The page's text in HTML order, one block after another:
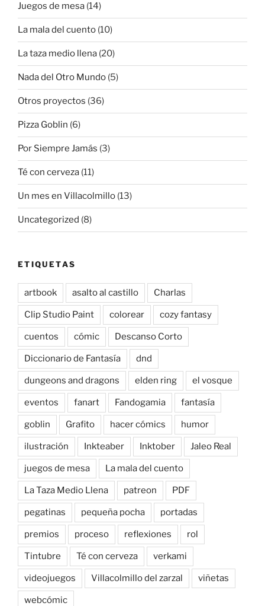
Juegos de mesa (14)
La mala del cuento (10)
La taza medio llena (20)
Nada del Otro Mundo (5)
Otros proyectos (36)
Pizza Goblin (6)
Por Siempre Jamás (3)
Té con cerveza (11)
Un mes en Villacolmillo (13)
Uncategorized (8)
ETIQUETAS
artbook asalto al castillo Charlas
Clip Studio Paint colorear cozy fantasy
cuentos cómic Descanso Corto
Diccionario de Fantasía dnd
dungeons and dragons elden ring el vosque
eventos fanart Fandogamia fantasía
goblin Grafito hacer cómics humor
ilustración Inkteaber Inktober Jaleo Real
juegos de mesa La mala del cuento
La Taza Medio Llena patreon PDF
pegatinas pequeña pocha portadas
premios proceso reflexiones rol
Tintubre Té con cerveza verkami
videojuegos Villacolmillo del zarzal viñetas
webcómic